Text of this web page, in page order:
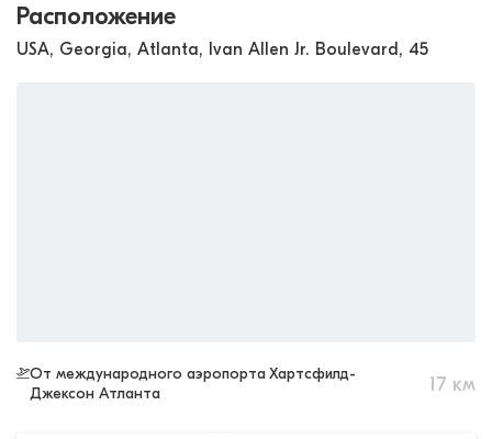
Расположение
USA, Georgia, Atlanta, Ivan Allen Jr. Boulevard, 45
От международного аэропорта Хартсфилд-
Джексон Атланта
17 км